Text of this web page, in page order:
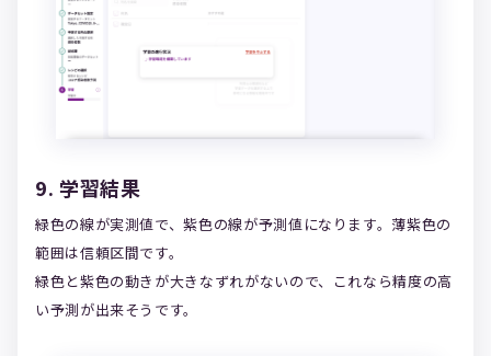
9. 学習結果
緑色の線が実測値で、紫色の線が予測値になります。薄紫色の
範囲は信頼区間です。
緑色と紫色の動きが大きなずれがないので、これなら精度の高
い予測が出来そうです。